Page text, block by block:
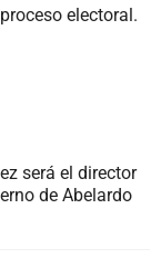
electoral.
será el director
de Abelardo